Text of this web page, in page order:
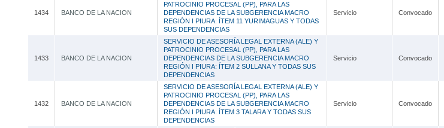
1434 BANCO DE LA NACION
PATROCINIO PROCESAL (PP), PARA LAS
DEPENDENCIAS DE LA SUBGERENCIA MACRO
REGIÓN I PIURA: ÍTEM 11 YURIMAGUAS Y TODAS
SUS DEPENDENCIAS
Servicio Convocado
1433 BANCO DE LA NACION
SERVICIO DE ASESORÍA LEGAL EXTERNA (ALE) Y
PATROCINIO PROCESAL (PP), PARA LAS
DEPENDENCIAS DE LA SUBGERENCIA MACRO
REGIÓN I PIURA: ÍTEM 2 SULLANA Y TODAS SUS
DEPENDENCIAS
Servicio Convocado
1432 BANCO DE LA NACION
SERVICIO DE ASESORÍA LEGAL EXTERNA (ALE) Y
PATROCINIO PROCESAL (PP), PARA LAS
DEPENDENCIAS DE LA SUBGERENCIA MACRO
REGIÓN I PIURA: ÍTEM 3 TALARA Y TODAS SUS
DEPENDENCIAS
Servicio Convocado